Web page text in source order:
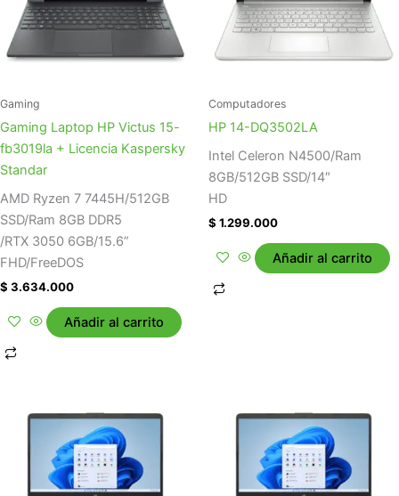
Gaming
Gaming Laptop HP Victus 15-
fb3019la + Licencia Kaspersky
Standar
AMD Ryzen 7 7445H/512GB
SSD/Ram 8GB DDR5
/RTX 3050 6GB/15.6”
FHD/FreeDOS
$ 3.634.000
Añadir al carrito
Computadores
HP 14-DQ3502LA
Intel Celeron N4500/Ram
8GB/512GB SSD/14″
HD
$ 1.299.000
Añadir al carrito